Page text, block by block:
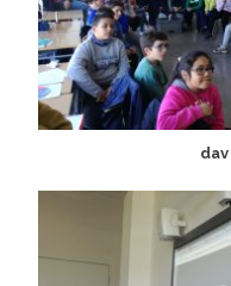
dav